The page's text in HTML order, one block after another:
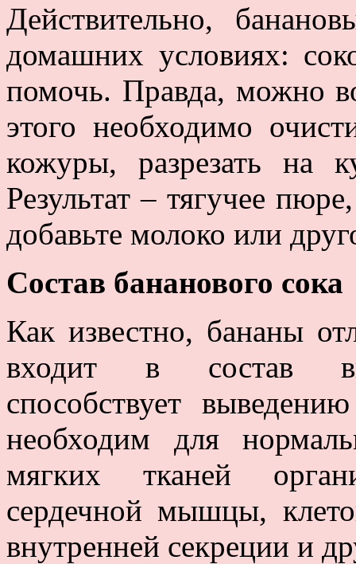
Действительно,
домашних условиях:
помочь. Правда, можно
этого необходимо
кожуры, разрезать на
Результат – тягучее
добавьте молоко или
Состав бананового сока
Как известно, бананы
входит в состав
способствует
необходим для
мягких тканей
сердечной мышцы,
внутренней секреции и